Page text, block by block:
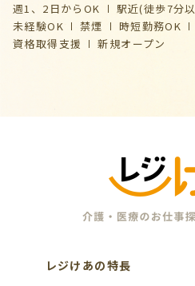
週1、2日からOK
駅近(徒歩7分
未経験OK
禁煙 時短勤務OK
資格取得支援
新規オープン
レジけあの特長